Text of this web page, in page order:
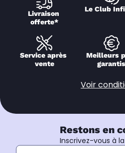
Livraison
offerte*
Le Club
Service après
vente
Meilleurs
garantis
Voir
Restons en
Inscrivez-vous à